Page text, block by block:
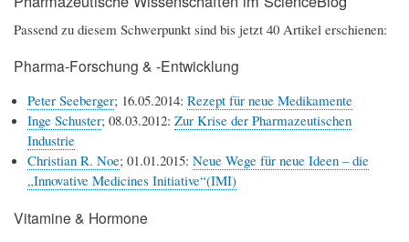
Passend zu diesem Schwerpunkt sind bis jetzt 40 Artikel erschienen:
Pharma-Forschung & -Entwicklung
Peter Seeberger; 16.05.2014: Rezept für neue Medikamente
Inge Schuster; 08.03.2012: Zur Krise der Pharmazeutischen
Industrie
Christian R. Noe; 01.01.2015: Neue Wege für neue Ideen – die
„Innovative Medicines Initiative“(IMI)
Vitamine & Hormone